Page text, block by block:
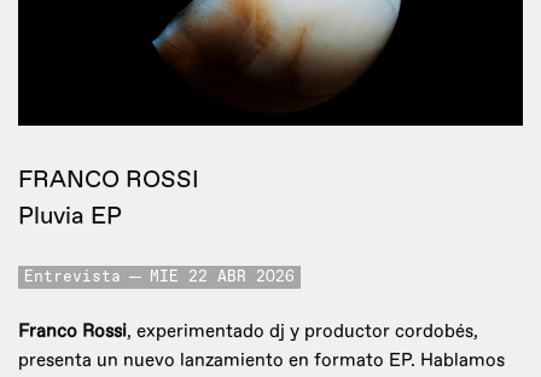
FRANCO ROSSI
Pluvia EP
Entrevista MIE 22 ABR 2026
Franco Rossi, experimentado dj y productor cordobés,
presenta un nuevo lanzamiento en formato EP. Hablamos